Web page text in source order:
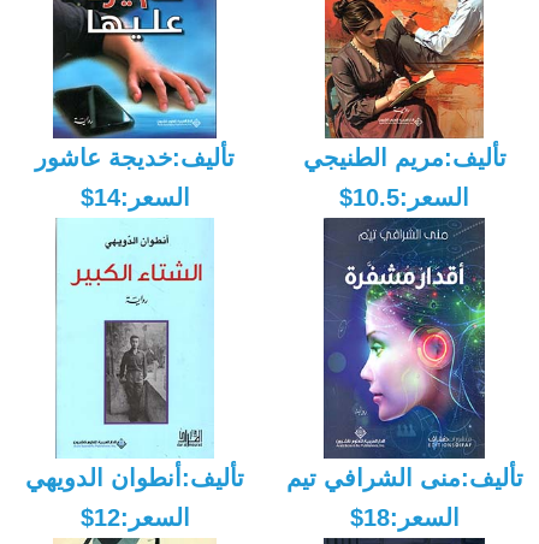
تأليف:مريم الطنيجي
السعر:10.5$
تأليف:خديجة عاشور
السعر:14$
تأليف:منى الشرافي تيم
السعر:18$
تأليف:أنطوان الدويهي
السعر:12$